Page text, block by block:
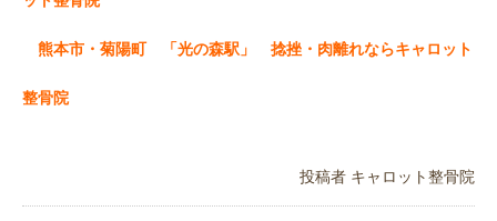
熊本市・菊陽町 「光の森駅」 捻挫・肉離れならキャロット
整骨院
投稿者 キャロット整骨院